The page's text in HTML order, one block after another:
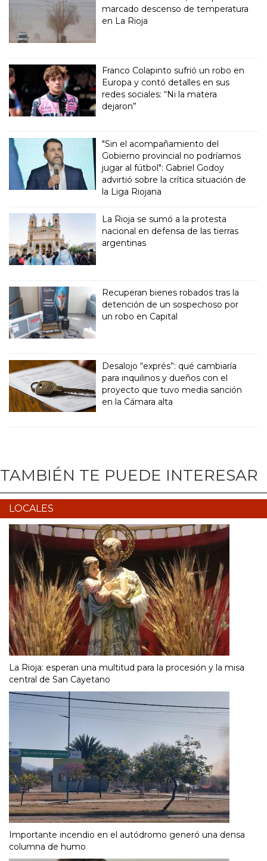
marcado descenso de temperatura
en La Rioja
Franco Colapinto sufrió un robo en
Europa y contó detalles en sus
redes sociales: “Ni la matera
dejaron”
"Sin el acompañamiento del
Gobierno provincial no podríamos
jugar al fútbol": Gabriel Godoy
advirtió sobre la crítica situación de
la Liga Riojana
La Rioja se sumó a la protesta
nacional en defensa de las tierras
argentinas
Recuperan bienes robados tras la
detención de un sospechoso por
un robo en Capital
Desalojo “exprés”: qué cambiaría
para inquilinos y dueños con el
proyecto que tuvo media sanción
en la Cámara alta
TAMBIÉN TE PUEDE INTERESAR
LOCALES
La Rioja: esperan una multitud para la procesión y la misa
central de San Cayetano
Importante incendio en el autódromo generó una densa
columna de humo